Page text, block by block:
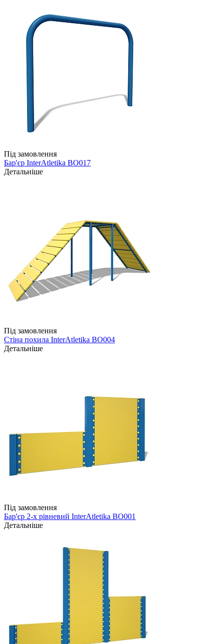
Під замовлення
Бар'єр InterAtletika BO017
Детальніше
Під замовлення
Стіна похила InterAtletika BO004
Детальніше
Під замовлення
Бар'єр 2-х рівневий InterAtletika ВО001
Детальніше